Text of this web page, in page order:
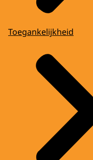
Toegankelijkheid